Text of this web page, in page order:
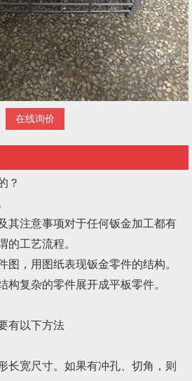
在线询价
？
其注意事项对于任何钣金加工都有
的工艺流程。
图，用图纸表现钣金零件的结构。
构复杂的零件展开成平板零件。
有以下方法
长宽尺寸。如果有冲孔、切角，则